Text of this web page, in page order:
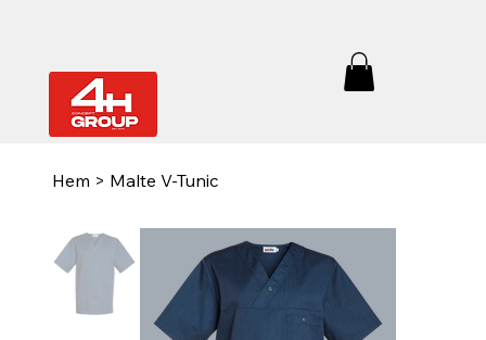
Hem > Malte V-Tunic